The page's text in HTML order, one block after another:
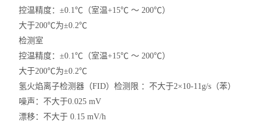
控温精度：±0.1℃（室温+15℃ ～ 200℃）
大于200℃为±0.2℃
检测室
控温精度：±0.1℃（室温+15℃ ～ 200℃）
大于200℃为±0.2℃
氢火焰离子检测器（FID）检测限 ：不大于2×10-11g/s（苯）
噪声：不大于0.025 mV
漂移：不大于 0.15 mV/h